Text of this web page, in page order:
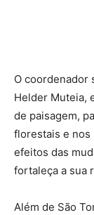
O coordenador
Helder Muteia,
de paisagem,
florestais e nos
efeitos das
fortaleça a sua
Além de São